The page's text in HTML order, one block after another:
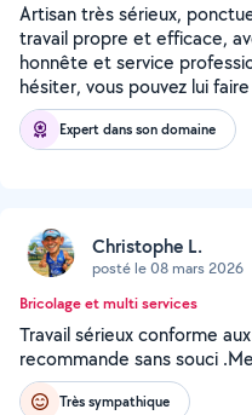
Artisan très sérieux,
travail propre et efficace,
honnête et service
hésiter, vous pouvez lui
Expert dans son domaine
Christophe L.
posté le 08 mars 2026
Bricolage et multi services
Travail sérieux conforme
recommande sans souci
Très sympathique